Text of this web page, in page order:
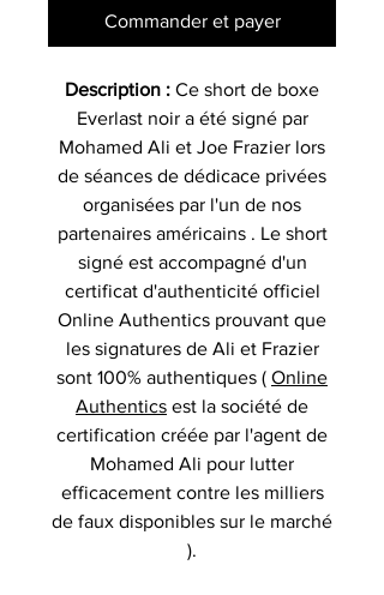
Commander et payer
Description : Ce short de boxe
Everlast noir a été signé par
Mohamed Ali et Joe Frazier lors
de séances de dédicace privées
organisées par l'un de nos
partenaires américains . Le short
signé est accompagné d'un
certificat d'authenticité officiel
Online Authentics prouvant que
les signatures de Ali et Frazier
sont 100% authentiques ( Online
Authentics est la société de
certification créée par l'agent de
Mohamed Ali pour lutter
efficacement contre les milliers
de faux disponibles sur le marché
).